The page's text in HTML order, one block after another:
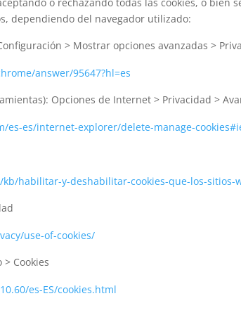
dependiendo del navegador utilizado:
> Mostrar opciones avanzadas >
answer/95647?hl=es
Opciones de Internet > Privacidad >
es-es/internet-explorer/delete-manage-
habilitar-y-deshabilitar-cookies-que-los-sitios-
use-of-cookies/
Cookies
es-ES/cookies.html